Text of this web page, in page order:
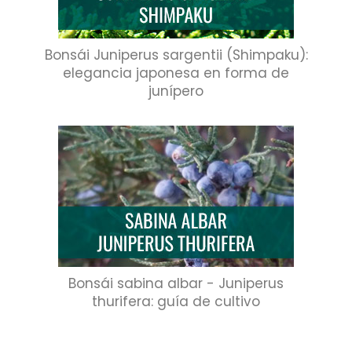
Bonsái Juniperus sargentii (Shimpaku):
elegancia japonesa en forma de
junípero
Bonsái sabina albar - Juniperus
thurifera: guía de cultivo